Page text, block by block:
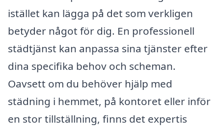
istället kan lägga på det som verkligen
betyder något för dig. En professionell
städtjänst kan anpassa sina tjänster efter
dina specifika behov och scheman.
Oavsett om du behöver hjälp med
städning i hemmet, på kontoret eller inför
en stor tillställning, finns det expertis